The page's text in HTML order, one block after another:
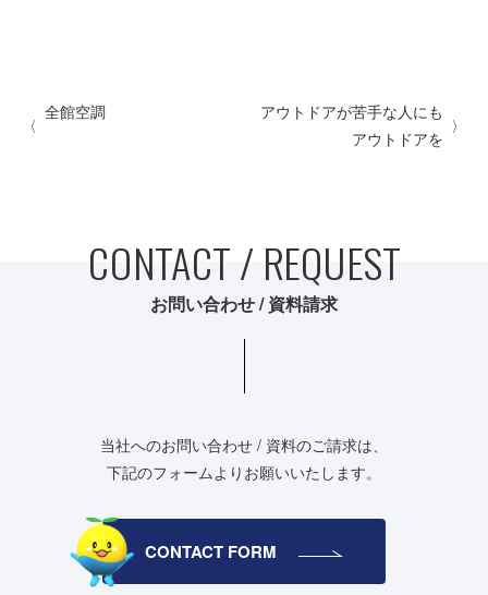
全館空調
アウトドアが苦手な人にも
アウトドアを
CONTACT / REQUEST
お問い合わせ / 資料請求
当社へのお問い合わせ / 資料のご請求は、
下記のフォームよりお願いいたします。
CONTACT FORM